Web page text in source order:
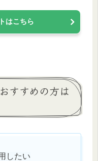
はこちら
すすめの方は
したい